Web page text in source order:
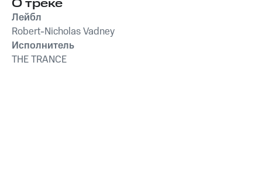
О треке
Лейбл
Robert-Nicholas Vadney
Исполнитель
THE TRANCE